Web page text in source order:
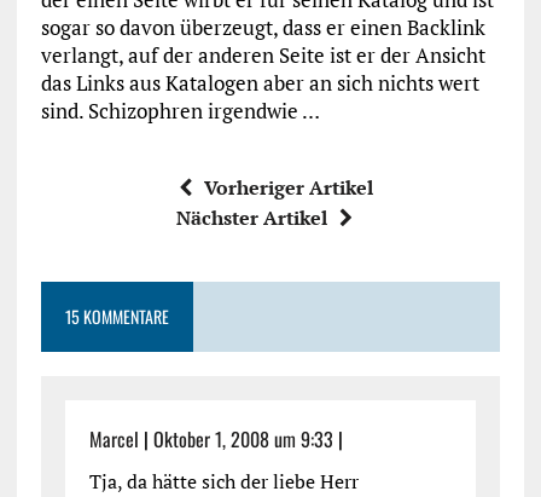
sogar so davon überzeugt, dass er einen Backlink
verlangt, auf der anderen Seite ist er der Ansicht
das Links aus Katalogen aber an sich nichts wert
sind. Schizophren irgendwie …
Vorheriger Artikel
Nächster Artikel
15 KOMMENTARE
Marcel | Oktober 1, 2008 um 9:33 |
Tja, da hätte sich der liebe Herr